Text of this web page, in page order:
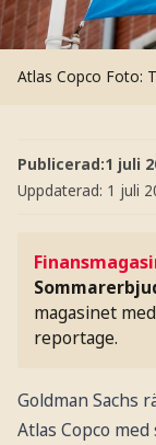
Atlas Copco Foto:
Publicerad:1 juli
Uppdaterad: 1 juli
magasinet
reportage.
Goldman Sachs
Atlas Copco